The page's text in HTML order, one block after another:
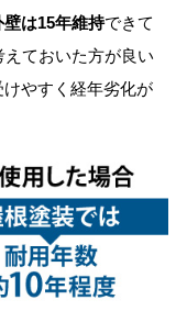
壁は15年維持できて
えておいた方が良い
やすく経年劣化が